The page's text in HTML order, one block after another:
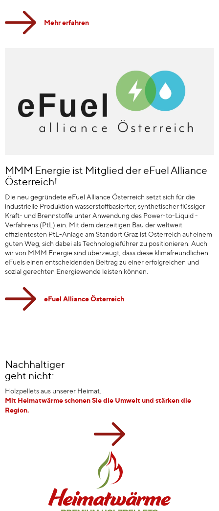
Mehr erfahren
MMM Energie ist Mitglied der eFuel Alliance
Österreich!
Die neu gegründete eFuel Alliance Österreich setzt sich für die
industrielle Produktion wasserstoffbasierter, synthetischer flüssiger
Kraft- und Brennstoffe unter Anwendung des Power-to-Liquid -
Verfahrens (PtL) ein. Mit dem derzeitigen Bau der weltweit
effizientesten PtL-Anlage am Standort Graz ist Österreich auf einem
guten Weg, sich dabei als Technologieführer zu positionieren. Auch
wir von MMM Energie sind überzeugt, dass diese klimafreundlichen
eFuels einen entscheidenden Beitrag zu einer erfolgreichen und
sozial gerechten Energiewende leisten können.
eFuel Alliance Österreich
Nachhaltiger
geht nicht:
Holzpellets aus unserer Heimat.
Mit Heimatwärme schonen Sie die Umwelt und stärken die
Region.